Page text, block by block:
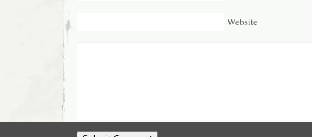
Website